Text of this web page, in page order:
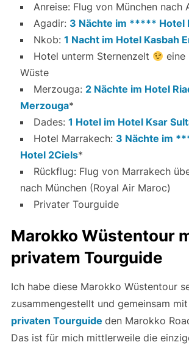
Anreise: Flug von München nach
Agadir: 3 Nächte im ***** Hotel
Nkob: 1 Nacht im Hotel Kasbah
Hotel unterm Sternenzelt
eine
Wüste
Merzouga: 2 Nächte im Hotel
Merzouga*
Dades: 1 Hotel im Hotel Ksar
Hotel Marrakech: 3 Nächte im
Hotel 2Ciels*
Rückflug: Flug von Marrakech
nach München (Royal Air Maroc)
Privater Tourguide
Marokko Wüstentour
privatem Tourguide
Ich habe diese Marokko Wüstentour
zusammengestellt und gemeinsam
privaten Tourguide den Marokko
Das ist für mich mittlerweile die